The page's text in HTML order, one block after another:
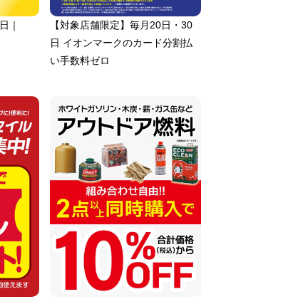
｜
【対象店舗限定】毎月20日・30
日 イオンマークのカード分割払
い手数料ゼロ